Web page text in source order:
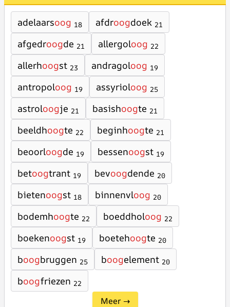
adelaarsoog 18 afdroogdoek 21
afgedroogde 21 allergoloog 22
allerhoogst 23 andragoloog 19
antropoloog 19 assyrioloog 25
astroloogje 21 basishoogte 21
beeldhoogte 22 beginhoogte 21
beoorloogde 19 bessenoogst 19
betoogtrant 19 bevoogdende 20
bietenoogst 18 binnenvloog 20
bodemhoogte 22 boeddholoog 22
boekenoogst 19 boetehoogte 20
boogbruggen 25 boogelement 20
boogfriezen 22
Meer →